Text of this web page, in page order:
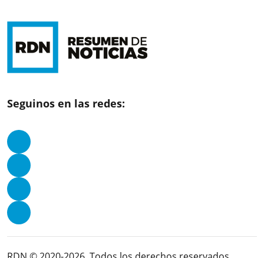
Seguinos en las redes: